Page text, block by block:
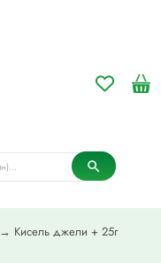
→ Кисель джели + 25г